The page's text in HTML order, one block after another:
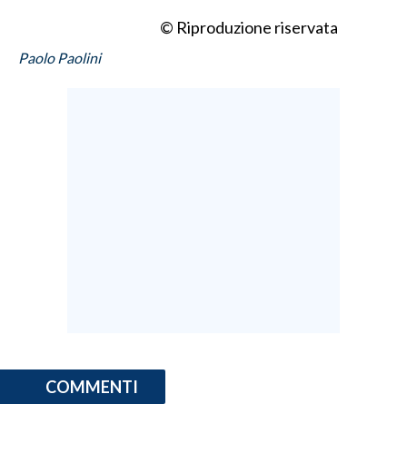
© Riproduzione riservata
Paolo Paolini
COMMENTI